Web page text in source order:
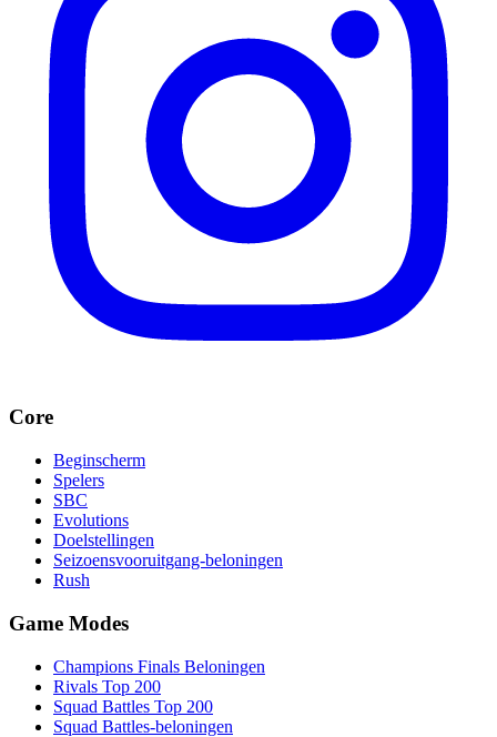
Core
Beginscherm
Spelers
SBC
Evolutions
Doelstellingen
Seizoensvooruitgang-beloningen
Rush
Game Modes
Champions Finals Beloningen
Rivals Top 200
Squad Battles Top 200
Squad Battles-beloningen